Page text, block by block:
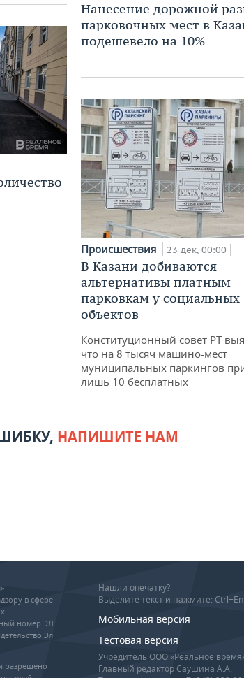
Нанесение дорожной
парковочных мест в
подешевело на 10%
Происшествия 23 дек, 00:00
В Казани добиваются
альтернативы платным
парковкам у социальных
объектов
Конституционный совет РТ
что на 8 тысяч машино-мест
муниципальных паркингов
лишь 10 бесплатных
НАПИШИТЕ НАМ
в сфере
номер ЭЛ
Эл
разрешено
Нашли опечатку?
Выделите текст и нажмите:
Мобильная версия
Тестовая версия
Учредитель ООО «Реальное
Главный редактор Саушина А.А.